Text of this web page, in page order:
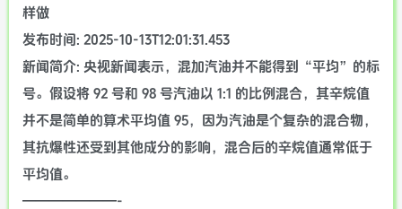
样做
发布时间: 2025-10-13T12:01:31.453
新闻简介: 央视新闻表示，混加汽油并不能得到“平均”的标
号。假设将 92 号和 98 号汽油以 1:1 的比例混合，其辛烷值
并不是简单的算术平均值 95，因为汽油是个复杂的混合物，
其抗爆性还受到其他成分的影响，混合后的辛烷值通常低于
平均值。
———————-